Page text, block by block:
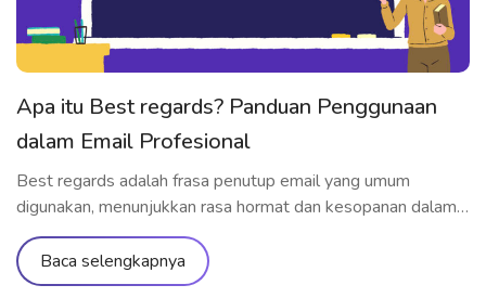
Apa itu Best regards? Panduan Penggunaan
dalam Email Profesional
Best regards adalah frasa penutup email yang umum
digunakan, menunjukkan rasa hormat dan kesopanan dalam
komunikasi. Namun, tidak semua orang benar-benar
memahami apa itu Best regards, kapan sebaiknya digunakan,
dan hal-hal apa saja yang perlu diperhatikan agar tidak keliru.
Baca selengkapnya